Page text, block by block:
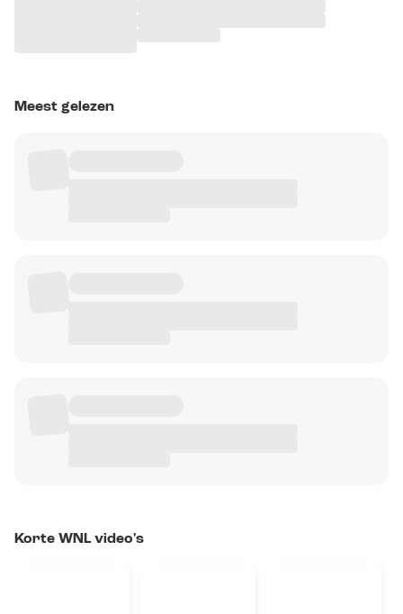
Meest gelezen
Korte WNL video's